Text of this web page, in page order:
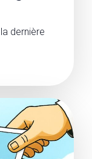
dernière